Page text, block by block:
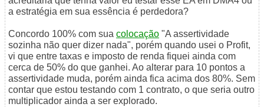
a estratégia em sua essência é perdedora?
Concordo 100% com sua colocação "A assertividade
sozinha não quer dizer nada", porém quando usei o Profit,
vi que entre taxas e imposto de renda fiquei ainda com
cerca de 50% do que ganhei. Ao alterar para 10 pontos a
assertividade muda, porém ainda fica acima dos 80%. Sem
contar que estou testando com 1 contrato, o que seria outro
multiplicador ainda a ser explorado.